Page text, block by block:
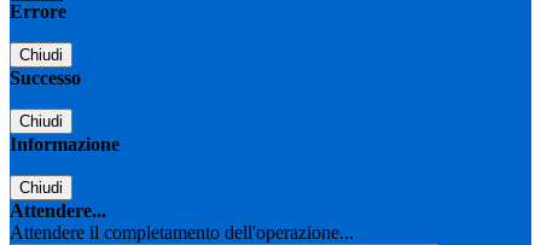
Errore
Chiudi
Successo
Chiudi
Informazione
Chiudi
Attendere...
Attendere il completamento dell'operazione...